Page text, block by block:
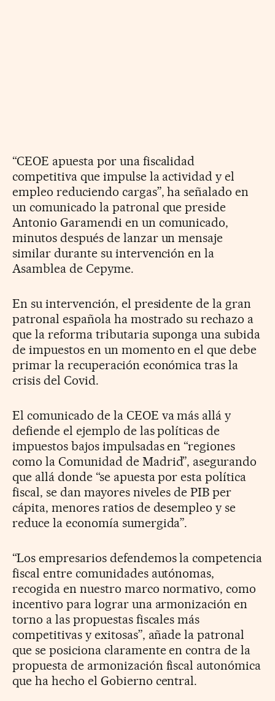
“CEOE apuesta por una fiscalidad
competitiva que impulse la actividad y el
empleo reduciendo cargas”, ha señalado en
un comunicado la patronal que preside
Antonio Garamendi en un comunicado,
minutos después de lanzar un mensaje
similar durante su intervención en la
Asamblea de Cepyme.
En su intervención, el presidente de la gran
patronal española ha mostrado su rechazo a
que la reforma tributaria suponga una subida
de impuestos en un momento en el que debe
primar la recuperación económica tras la
crisis del Covid.
El comunicado de la CEOE va más allá y
defiende el ejemplo de las políticas de
impuestos bajos impulsadas en “regiones
como la Comunidad de Madrid”, asegurando
que allá donde “se apuesta por esta política
fiscal, se dan mayores niveles de PIB per
cápita, menores ratios de desempleo y se
reduce la economía sumergida”.
“Los empresarios defendemos la competencia
fiscal entre comunidades autónomas,
recogida en nuestro marco normativo, como
incentivo para lograr una armonización en
torno a las propuestas fiscales más
competitivas y exitosas”, añade la patronal
que se posiciona claramente en contra de la
propuesta de armonización fiscal autonómica
que ha hecho el Gobierno central.